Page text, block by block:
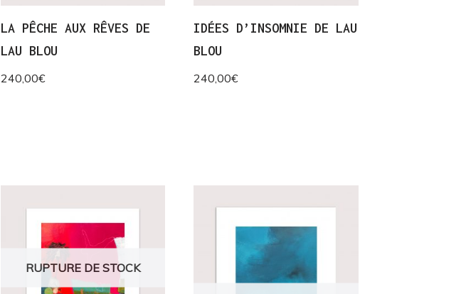
LA PÊCHE AUX RÊVES DE
LAU BLOU
240,00€
IDÉES D’INSOMNIE DE LAU
BLOU
240,00€
RUPTURE DE STOCK